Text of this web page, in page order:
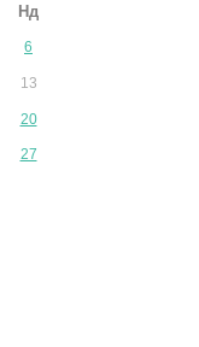
Нд
6
13
20
27